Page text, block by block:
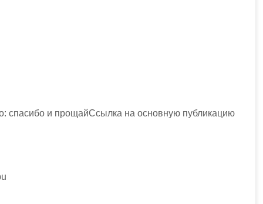
спасибо и прощайСсылка на основную публикацию